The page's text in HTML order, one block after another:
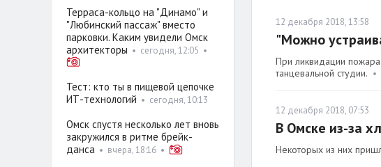
12 декабря 2018, 13:58
"Можно
При ликвидации
танцевальной студии.•
12 декабря 2018, 07:53
В Омске из-за
Некоторых из них
Терраса-кольцо на "Динамо" и
"Любинский пассаж" вместо
парковки. Каким увидели Омск
архитекторы • сегодня, 12:05 •
Тест: кто ты в пищевой цепочке
ИТ-технологий • сегодня, 10:13
Омск спустя несколько лет вновь
закружился в ритме брейк-
данса• вчера, 18:16•